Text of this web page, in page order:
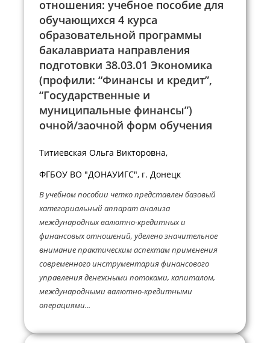
отношения: учебное пособие для
обучающихся 4 курса
образовательной программы
бакалавриата направления
подготовки 38.03.01 Экономика
(профили: “Финансы и кредит”,
“Государственные и
муниципальные финансы”)
очной/заочной форм обучения
Титиевская Ольга Викторовна,
ФГБОУ ВО "ДОНАУИГС", г. Донецк
В учебном пособии четко представлен базовый
категориальный аппарат анализа
международных валютно-кредитных и
финансовых отношений, уделено значительное
внимание практическим аспектам применения
современного инструментария финансового
управления денежными потоками, капиталом,
международными валютно-кредитными
операциями...